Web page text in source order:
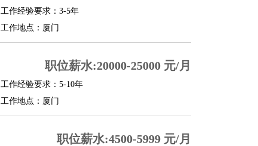
工作经验要求：3-5年
工作地点：厦门
职位薪水:20000-25000 元/月
工作经验要求：5-10年
工作地点：厦门
职位薪水:4500-5999 元/月